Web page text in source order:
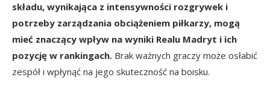
składu, wynikająca z intensywności rozgrywek i
potrzeby zarządzania obciążeniem piłkarzy, mogą
mieć znaczący wpływ na wyniki Realu Madryt i ich
pozycję w rankingach. Brak ważnych graczy może osłabić
zespół i wpłynąć na jego skuteczność na boisku.